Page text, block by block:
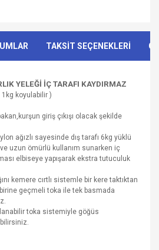
TAKSİT SEÇENEKLERİ
YELEĞİ İÇ TARAFI KAYDIRMAZ
koyulabilir )
giriş çıkışı olacak şekilde
ağızlı sayesinde dış tarafı 6kg yüklü
uzun ömürlü kullanım sunarken iç
elbiseye yapışarak ekstra tutuculuk
kemere cırtlı sistemle bir kere taktıktan
geçmeli toka ile tek basmada
toka sistemiyle göğüs